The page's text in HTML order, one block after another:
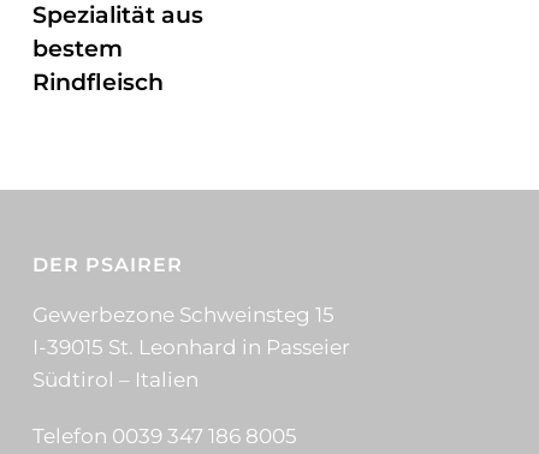
Spezialität aus
bestem
Rindfleisch
DER PSAIRER
Gewerbezone Schweinsteg 15
I-39015 St. Leonhard in Passeier
Südtirol – Italien
Telefon 0039 347 186 8005